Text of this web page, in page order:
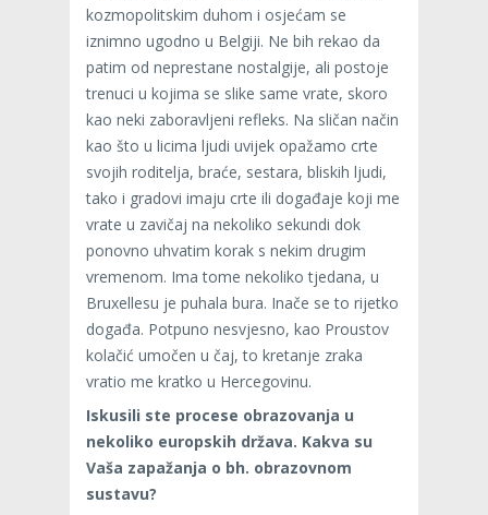
kozmopolitskim duhom i osjećam se
iznimno ugodno u Belgiji. Ne bih rekao da
patim od neprestane nostalgije, ali postoje
trenuci u kojima se slike same vrate, skoro
kao neki zaboravljeni refleks. Na sličan način
kao što u licima ljudi uvijek opažamo crte
svojih roditelja, braće, sestara, bliskih ljudi,
tako i gradovi imaju crte ili događaje koji me
vrate u zavičaj na nekoliko sekundi dok
ponovno uhvatim korak s nekim drugim
vremenom. Ima tome nekoliko tjedana, u
Bruxellesu je puhala bura. Inače se to rijetko
događa. Potpuno nesvjesno, kao Proustov
kolačić umočen u čaj, to kretanje zraka
vratio me kratko u Hercegovinu.
Iskusili ste procese obrazovanja u
nekoliko europskih država. Kakva su
Vaša zapažanja o bh. obrazovnom
sustavu?